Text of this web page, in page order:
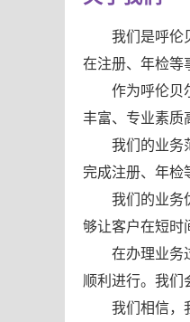
我们是呼伦
在注册、年检等
作为呼伦贝
丰富、专业素质
我们的业务
完成注册、年检
我们的业务
够让客户在短时
在办理业务
顺利进行。我们
我们相信，